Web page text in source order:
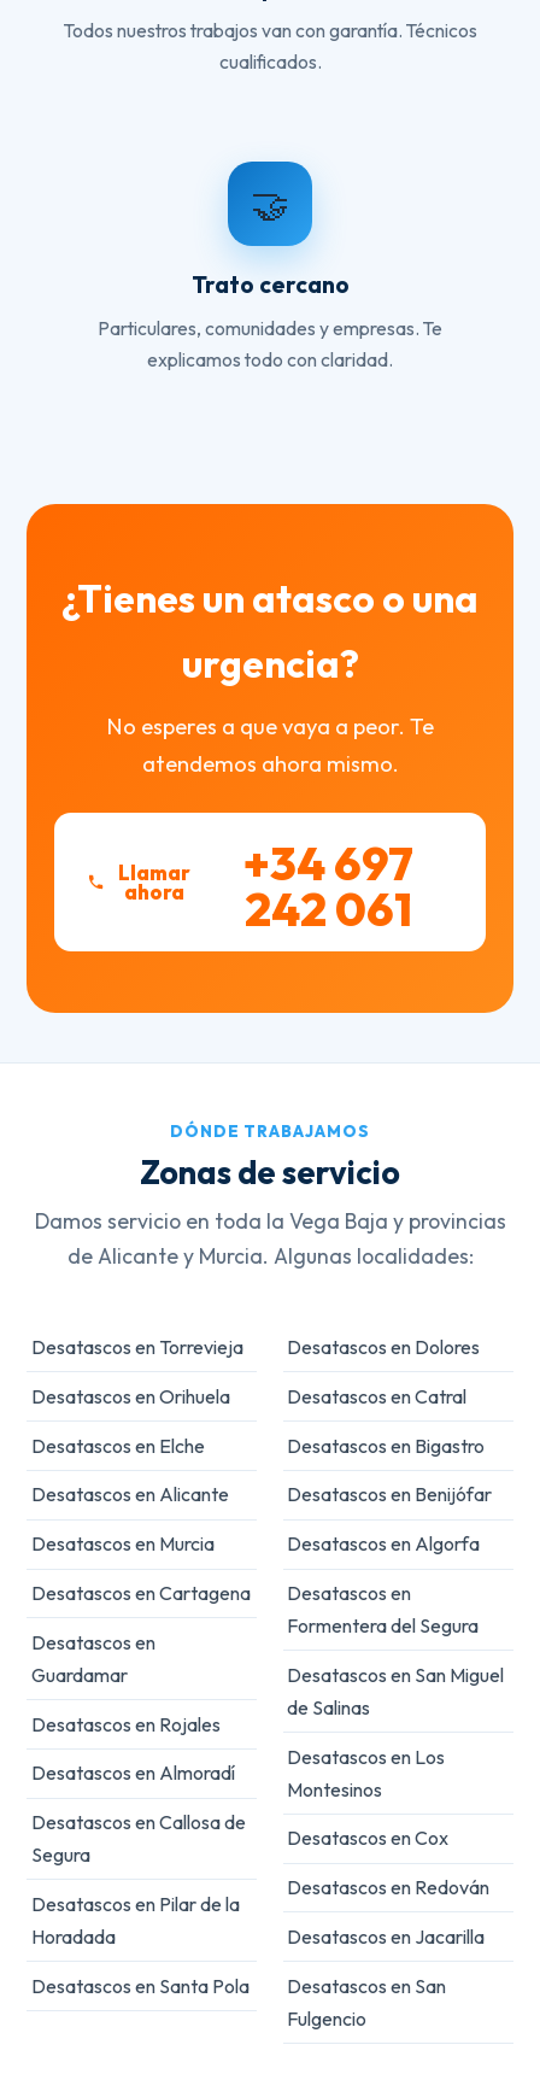
Todos nuestros trabajos van con garantía. Técnicos
cualificados.
🤝
Trato cercano
Particulares, comunidades y empresas. Te
explicamos todo con claridad.
¿Tienes un atasco o una
urgencia?
No esperes a que vaya a peor. Te
atendemos ahora mismo.
Llamar
ahora +34 697
242 061
DÓNDE TRABAJAMOS
Zonas de servicio
Damos servicio en toda la Vega Baja y provincias
de Alicante y Murcia. Algunas localidades:
Desatascos en Torrevieja
Desatascos en Orihuela
Desatascos en Elche
Desatascos en Alicante
Desatascos en Murcia
Desatascos en Cartagena
Desatascos en
Guardamar
Desatascos en Rojales
Desatascos en Almoradí
Desatascos en Callosa de
Segura
Desatascos en Pilar de la
Horadada
Desatascos en Santa Pola
Desatascos en Dolores
Desatascos en Catral
Desatascos en Bigastro
Desatascos en Benijófar
Desatascos en Algorfa
Desatascos en
Formentera del Segura
Desatascos en San Miguel
de Salinas
Desatascos en Los
Montesinos
Desatascos en Cox
Desatascos en Redován
Desatascos en Jacarilla
Desatascos en San
Fulgencio